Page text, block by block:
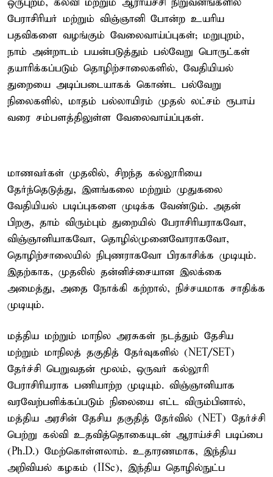
பேராசிரியர் மற்றும் விஞ்ஞானி போன்ற உயரிய
பதவிகளை வழங்கும் வேலைவாய்ப்புகள்; மறுபுறம்,
நாம் அன்றாடம் பயன்படுத்தும் பல்வேறு பொருட்கள்
தயாரிக்கப்படும் தொழிற்சாலைகளில், வேதியியல்
துறையை அடிப்படையாகக் கொண்ட பல்வேறு
நிலைகளில், மாதம் பல்லாயிரம் முதல் லட்சம் ரூபாய்
வரை சம்பளத்திலுள்ள வேலைவாய்ப்புகள்.
மாணவர்கள் முதலில், சிறந்த கல்லூரியை
தேர்ந்தெடுத்து, இளங்கலை மற்றும் முதுகலை
வேதியியல் படிப்புகளை முடிக்க வேண்டும். அதன்
பிறகு, தாம் விரும்பும் துறையில் பேராசிரியராகவோ,
விஞ்ஞானியாகவோ, தொழில்முனைவோராகவோ,
தொழிற்சாலையில் நிபுணராகவோ பிரகாசிக்க முடியும்.
இதற்காக, முதலில் தன்னிச்சையான இலக்கை
அமைத்து, அதை நோக்கி கற்றால், நிச்சயமாக சாதிக்க
முடியும்.
மத்திய மற்றும் மாநில அரசுகள் நடத்தும் தேசிய
மற்றும் மாநிலத் தகுதித் தேர்வுகளில் (NET/SET)
தேர்ச்சி பெறுவதன் மூலம், ஒருவர் கல்லூரி
பேராசிரியராக பணியாற்ற முடியும். விஞ்ஞானியாக
வரவேற்பளிக்கப்படும் நிலையை எட்ட விரும்பினால்,
மத்திய அரசின் தேசிய தகுதித் தேர்வில் (NET) தேர்ச்சி
பெற்று கல்வி உதவித்தொகையுடன் ஆராய்ச்சி படிப்பை
(Ph.D.) மேற்கொள்ளலாம். உதாரணமாக, இந்திய
அறிவியல் கழகம் (IISc), இந்திய தொழில்நுட்ப